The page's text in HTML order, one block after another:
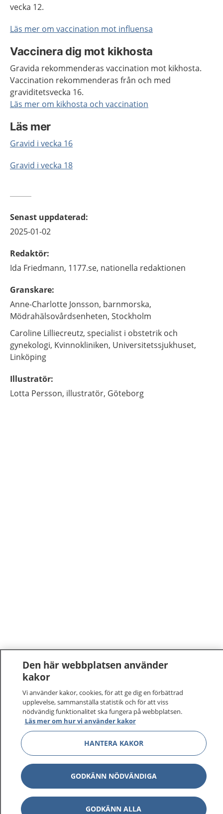
vecka 12.
Läs mer om vaccination mot influensa
Vaccinera dig mot kikhosta
Gravida rekommenderas vaccination mot kikhosta.
Vaccination rekommenderas från och med
graviditetsvecka 16.
Läs mer om kikhosta och vaccination
Läs mer
Gravid i vecka 16
Gravid i vecka 18
Senast uppdaterad:
2025-01-02
Redaktör:
Ida Friedmann, 1177.se, nationella redaktionen
Granskare:
Anne-Charlotte Jonsson, barnmorska,
Mödrahälsovårdsenheten, Stockholm
Caroline Lilliecreutz, specialist i obstetrik och
gynekologi, Kvinnokliniken, Universitetssjukhuset,
Linköping
Illustratör:
Lotta Persson, illustratör, Göteborg
Den här webbplatsen använder
kakor
Vi använder kakor, cookies, för att ge dig en förbättrad
upplevelse, sammanställa statistik och för att viss
nödvändig funktionalitet ska fungera på webbplatsen.
Läs mer om hur vi använder kakor
HANTERA KAKOR
GODKÄNN NÖDVÄNDIGA
GODKÄNN ALLA